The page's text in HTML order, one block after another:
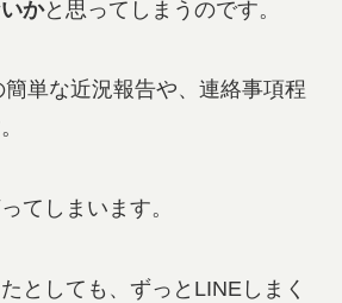
かと思ってしまうのです。
単な近況報告や、連絡事項程
てしまいます。
としても、ずっとLINEしまく